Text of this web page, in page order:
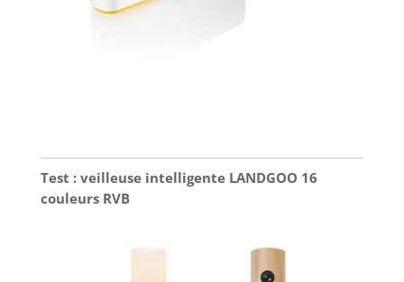
Test : veilleuse intelligente LANDGOO 16
couleurs RVB